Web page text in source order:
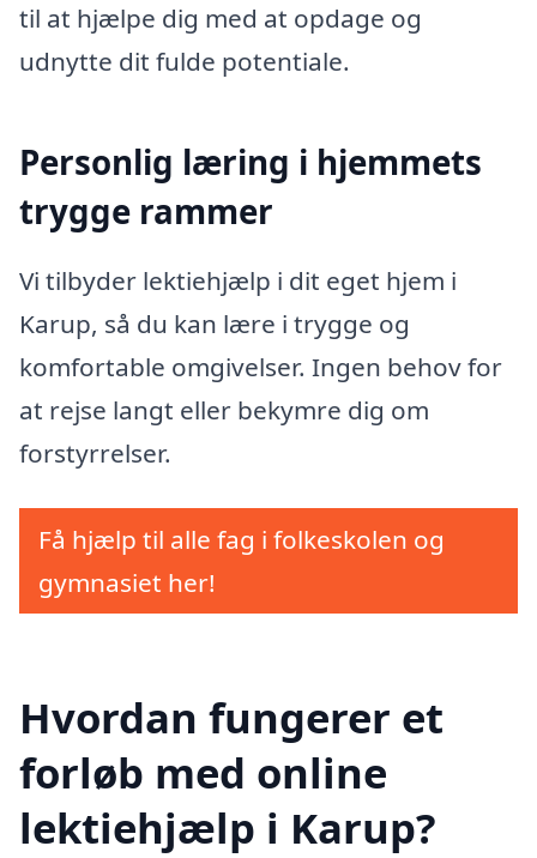
til at hjælpe dig med at opdage og
udnytte dit fulde potentiale.
Personlig læring i hjemmets
trygge rammer
Vi tilbyder lektiehjælp i dit eget hjem i
Karup, så du kan lære i trygge og
komfortable omgivelser. Ingen behov for
at rejse langt eller bekymre dig om
forstyrrelser.
Få hjælp til alle fag i folkeskolen og
gymnasiet her!
Hvordan fungerer et
forløb med online
lektiehjælp i Karup?